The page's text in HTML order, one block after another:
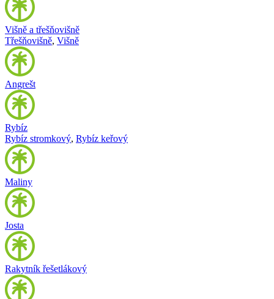
Višně a třešňovišně
Třešňovišně, Višně
Angrešt
Rybíz
Rybíz stromkový, Rybíz keřový
Maliny
Josta
Rakytník řešetlákový